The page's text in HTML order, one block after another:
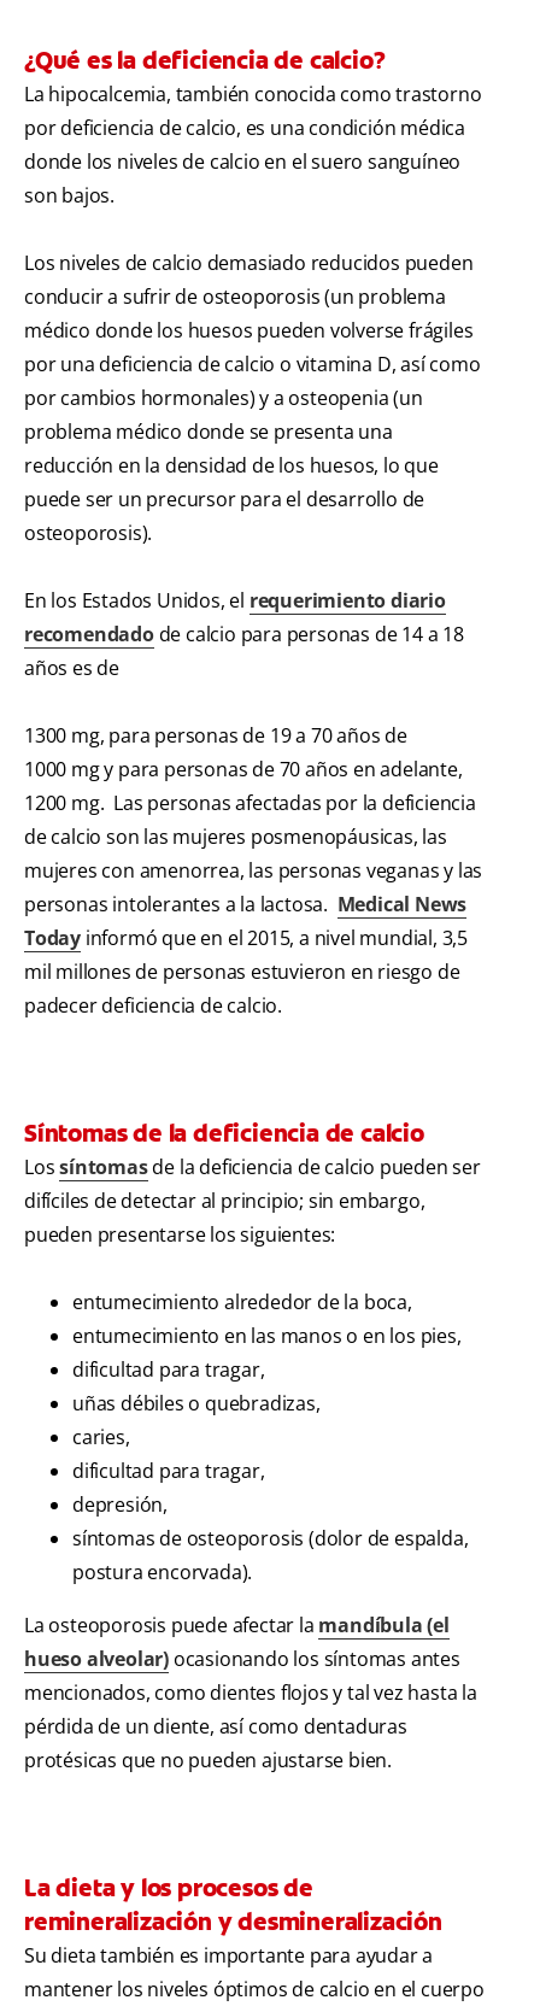
¿Qué es la deficiencia de calcio?
La hipocalcemia, también conocida como trastorno
por deficiencia de calcio, es una condición médica
donde los niveles de calcio en el suero sanguíneo
son bajos.
Los niveles de calcio demasiado reducidos pueden
conducir a sufrir de osteoporosis (un problema
médico donde los huesos pueden volverse frágiles
por una deficiencia de calcio o vitamina D, así como
por cambios hormonales) y a osteopenia (un
problema médico donde se presenta una
reducción en la densidad de los huesos, lo que
puede ser un precursor para el desarrollo de
osteoporosis).
En los Estados Unidos, el requerimiento diario
recomendadode calcio para personas de 14 a 18
años es de
1300 mg, para personas de 19 a 70 años de
1000 mg y para personas de 70 años en adelante,
1200 mg. Las personas afectadas por la deficiencia
de calcio son las mujeres posmenopáusicas, las
mujeres con amenorrea, las personas veganas y las
personas intolerantes a la lactosa. Medical News
Today informó que en el 2015, a nivel mundial, 3,5
mil millones de personas estuvieron en riesgo de
padecer deficiencia de calcio.
Síntomas de la deficiencia de calcio
Lossíntomasde la deficiencia de calcio pueden ser
difíciles de detectar al principio; sin embargo,
pueden presentarse los siguientes:
entumecimiento alrededor de la boca,
entumecimiento en las manos o en los pies,
dificultad para tragar,
uñas débiles o quebradizas,
caries,
dificultad para tragar,
depresión,
síntomas de osteoporosis (dolor de espalda,
postura encorvada).
La osteoporosis puede afectar la mandíbula (el
hueso alveolar) ocasionando los síntomas antes
mencionados, como dientes flojos y tal vez hasta la
pérdida de un diente, así como dentaduras
protésicas que no pueden ajustarse bien.
La dieta y los procesos de
remineralización y desmineralización
Su dieta también es importante para ayudar a
mantener los niveles óptimos de calcio en el cuerpo